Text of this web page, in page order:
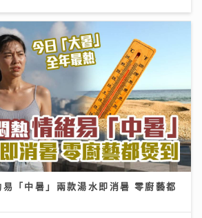
「中暑」兩款湯水即消暑 零廚藝都